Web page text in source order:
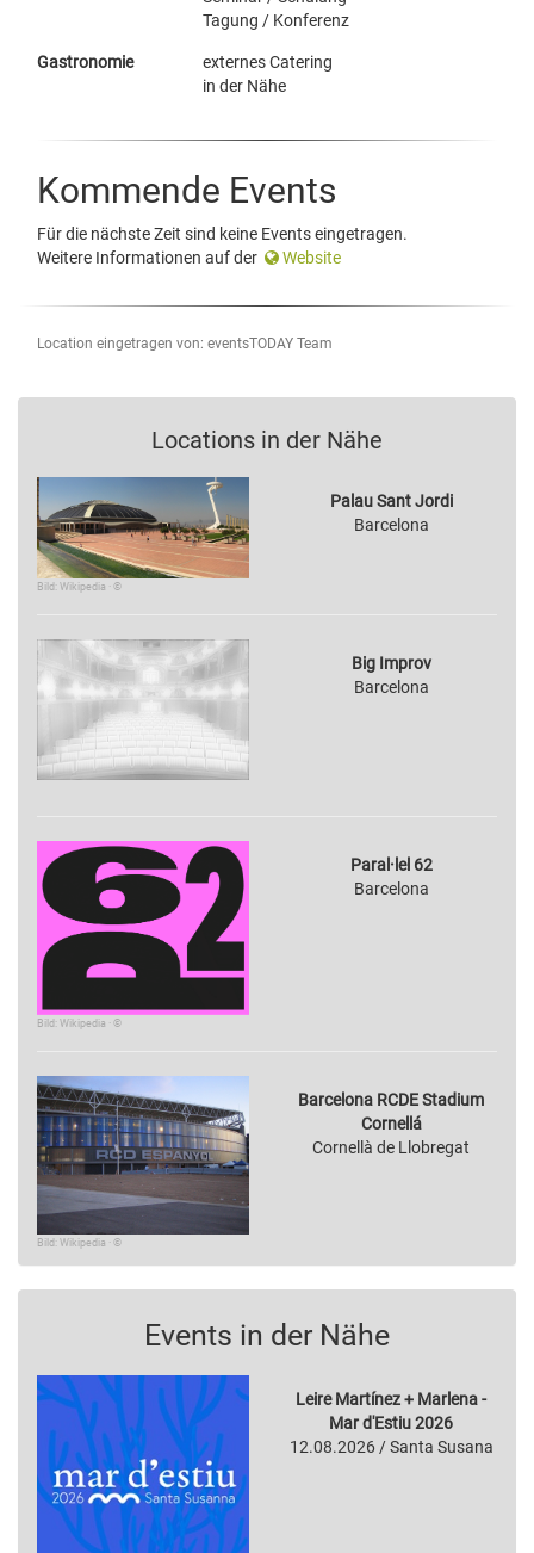
Tagung / Konferenz
Gastronomie
externes Catering
in der Nähe
Kommende Events
Für die nächste Zeit sind keine Events eingetragen.
Weitere Informationen auf der
Website
Location eingetragen von: eventsTODAY Team
Locations in der Nähe
Bild: Wikipedia · ©
Palau Sant Jordi
Barcelona
Big Improv
Barcelona
Bild: Wikipedia · ©
Paral·lel 62
Barcelona
Bild: Wikipedia · ©
Barcelona RCDE Stadium
Cornellá
Cornellà de Llobregat
Events in der Nähe
Leire Martínez + Marlena -
Mar d'Estiu 2026
12.08.2026 / Santa Susana